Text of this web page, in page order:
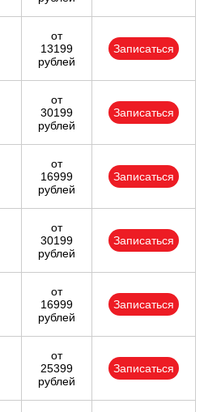
от
13199
рублей
Записаться
от
30199
рублей
Записаться
от
16999
рублей
Записаться
от
30199
рублей
Записаться
от
16999
рублей
Записаться
от
25399
рублей
Записаться